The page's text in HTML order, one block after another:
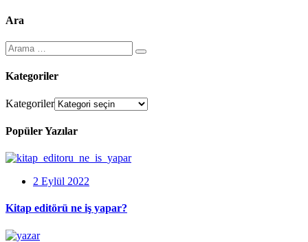
Ara
Kategoriler
Kategoriler
Popüler Yazılar
2 Eylül 2022
Kitap editörü ne iş yapar?